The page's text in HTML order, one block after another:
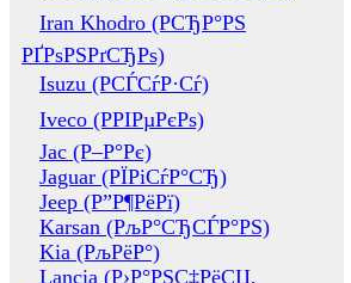
Iran Khodro (РСЂР°РЅ
РҐРѕРЅРґСЂРѕ)
Isuzu (РСЃСѓР·Сѓ)
Iveco (РРІРµРєРѕ)
Jac (Р–Р°Рє)
Jaguar (РЇРіСѓР°СЂ)
Jeep (Р”Р¶РёРї)
Karsan (РљР°СЂСЃР°РЅ)
Kia (РљРёР°)
Lancia (Р›Р°РЅС‡РёСЏ,